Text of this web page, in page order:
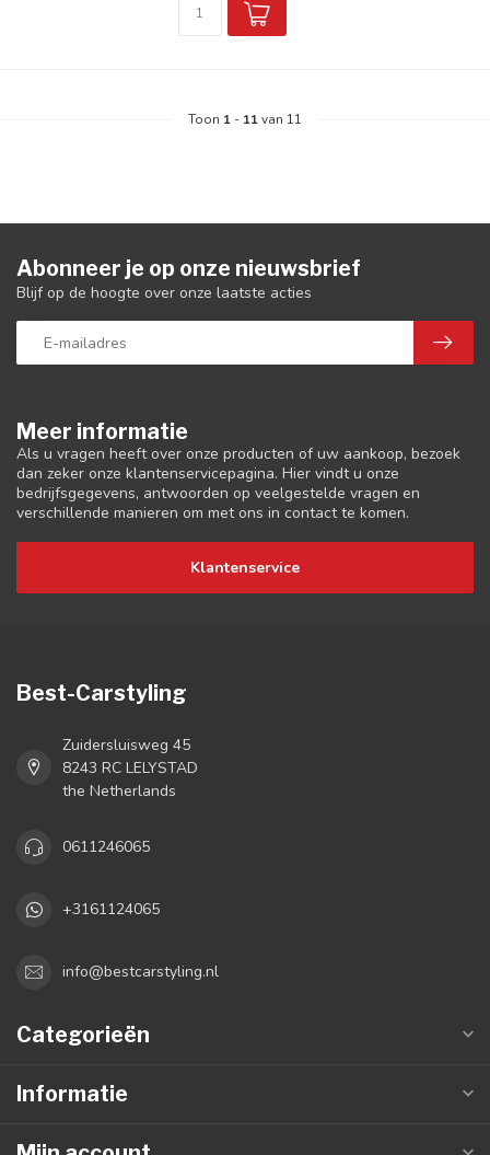
Toon 1 - 11van 11
Meer informatie
Als u vragen heeft over onze producten of uw aankoop, bezoek
dan zeker onze klantenservicepagina. Hier vindt u onze
bedrijfsgegevens, antwoorden op veelgestelde vragen en
verschillende manieren om met ons in contact te komen.
Klantenservice
Abonneer je op onze nieuwsbrief
Blijf op de hoogte over onze laatste acties
Best-Carstyling
Zuidersluisweg 45
8243 RC LELYSTAD
the Netherlands
0611246065
+3161124065
info@bestcarstyling.nl
Categorieën
Informatie